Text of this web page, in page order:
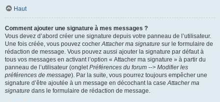
Haut
Comment ajouter une signature à mes messages ?
Vous devez d’abord créer une signature depuis votre panneau de l’utilisateur.
Une fois créée, vous pouvez cocherAttacher ma signature sur le formulaire de
rédaction de message. Vous pouvez aussi ajouter la signature par défaut à
tous vos messages en activant l’option « Attacher ma signature » à partir du
panneau de l’utilisateur (ongletPréférences du forum --> Modifier les
préférences de message). Par la suite, vous pourrez toujours empêcher une
signature d’être ajoutée à un message en décochant la caseAttacher ma
signature dans le formulaire de rédaction de message.